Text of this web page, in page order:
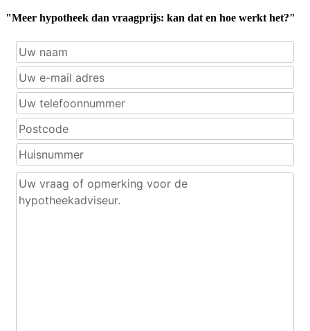
"Meer hypotheek dan vraagprijs: kan dat en hoe werkt het?"